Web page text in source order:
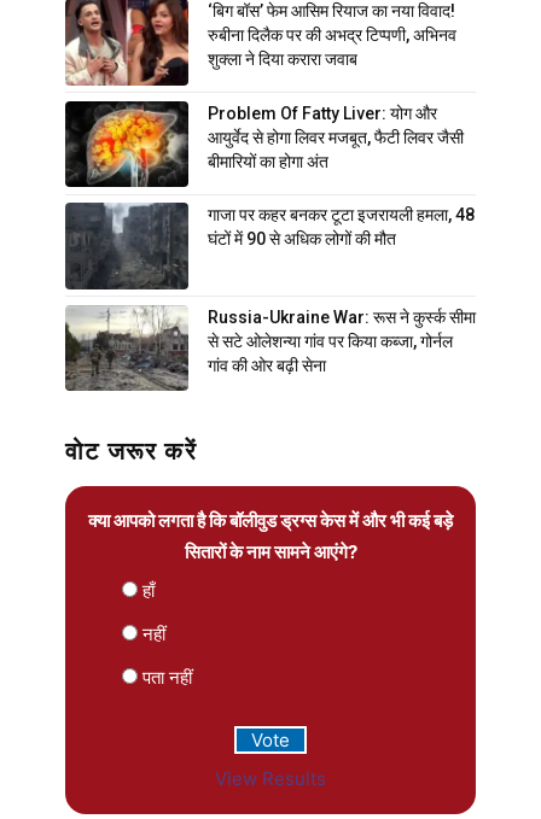
‘बिग बॉस’ फेम आसिम रियाज का नया विवाद!
रुबीना दिलैक पर की अभद्र टिप्पणी, अभिनव
शुक्ला ने दिया करारा जवाब
Problem Of Fatty Liver: योग और
आयुर्वेद से होगा लिवर मजबूत, फैटी लिवर जैसी
बीमारियों का होगा अंत
गाजा पर कहर बनकर टूटा इजरायली हमला, 48
घंटों में 90 से अधिक लोगों की मौत
Russia-Ukraine War: रूस ने कुर्स्क सीमा
से सटे ओलेशन्या गांव पर किया कब्जा, गोर्नल
गांव की ओर बढ़ी सेना
वोट जरूर करें
क्या आपको लगता है कि बॉलीवुड ड्रग्स केस में और भी कई बड़े
सितारों के नाम सामने आएंगे?
हाँ
नहीं
पता नहीं
View Results